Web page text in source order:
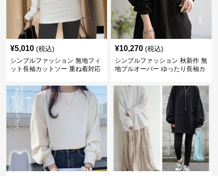
¥5,010 (税込)
シンプルファッション 無地フィ
ット長袖カットソー 重ね着対応
¥10,270 (税込)
シンプルファッション 秋新作 無
地プルオーバー ゆったり長袖カ